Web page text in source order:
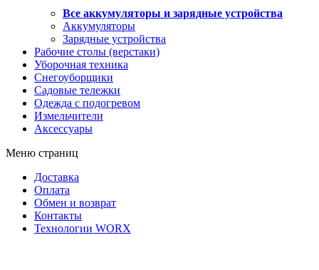
Все аккумуляторы и зарядные устройства
Аккумуляторы
Зарядные устройства
Рабочие столы (верстаки)
Уборочная техника
Снегоуборщики
Садовые тележки
Одежда с подогревом
Измельчители
Аксессуары
Меню страниц
Доставка
Оплата
Обмен и возврат
Контакты
Технологии WORX